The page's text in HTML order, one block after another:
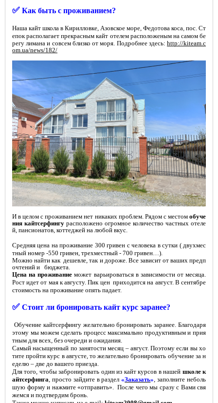
✅ Как быть с проживанием?
Наша кайт школа в Кирилловке, Азовское море, Федотова коса, пос. Ст
епокрасполагает прекрасным кайт отелем расположеным на самом бе
регу лимана и совсем близко от моря. Подробнее здесь: http://kiteam.c
om.ua/news/182/
И в целом с проживанием нет никаких проблем. Рядом с местом обуче
ния кайтсерфингу расположено огромное количество частных отеле
й, пансионатов, коттеджей на любой вкус.
Средняя цена на проживание 300 гривен с человека в сутки ( двухмес
тный номер -550 гривен, трехместный - 700 гривен…).
Можно найти как дешевле, так и дороже. Все зависит от ваших предп
очтений и бюджета.
Цена на проживание может варьироваться в зависимости от месяца.
Рост идет от мая к августу. Пик цен приходится на август. В сентябре
стоимость на проживание опять падает.
✅ Стоит ли бронировать кайт курс заранее?
Обучение кайтсерфингу желательно бронировать заранее. Благодаря
этому мы можем сделать процесс максимально продуктивным и прия
тным для всех, без очереди и ожидания.
Самый насыщенный по занятости месяц – август. Поэтому если вы хо
тите пройти курс в августе, то желательно бронировать обучение за н
еделю – две до вашего приезда.
Для того, чтобы забронировать один из кайт курсов в нашей школе к
айтсерфинга, просто зайдите в раздел«Заказать», заполните неболь
шую форму и нажмите «отправить». После чего мы сразу с Вами свя
жемся и подтвердим бронь.